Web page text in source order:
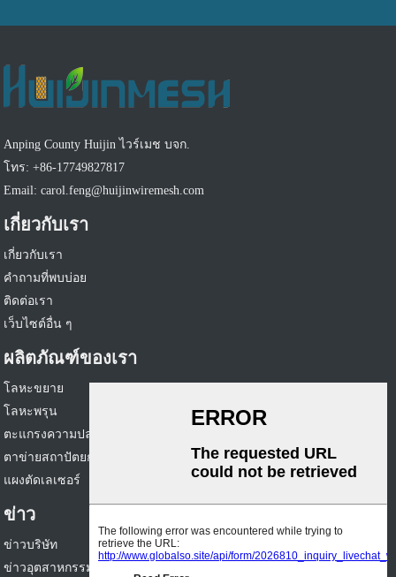
Anping County Huijin ไวร์เมช บจก.
โทร: +86-17749827817
Email: carol.feng@huijinwiremesh.com
เกี่ยวกับเรา
เกี่ยวกับเรา
คำถามที่พบบ่อย
ติดต่อเรา
เว็บไซต์อื่น ๆ
ผลิตภัณฑ์ของเรา
โลหะขยาย
โลหะพรุน
ตะแกรงความปลอดภัย
ตาข่ายสถาปัตยกรรม
แผงตัดเลเซอร์
ข่าว
ข่าวบริษัท
ข่าวอุตสาหกรรม